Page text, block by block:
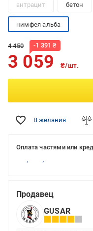
антрацит бетон
нимфея альба
4 450 -1 391 ₴
3 059 ₴/шт.
В желания
Оплата частями или
Продавец
GUSAR